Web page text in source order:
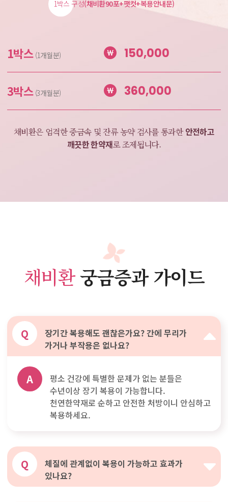
1박스 구성(채비환90포+팻컷+복용안내문)
1박스(1개월분) 150,000
3박스(3개월분) 360,000
채비환은 엄격한 중금속 및 잔류 농약 검사를통과한안전하고
깨끗한 한약재로 조제됩니다.
채비환궁금증과 가이드
Q
장기간 복용해도 괜찮은가요? 간에 무리가
가거나 부작용은 없나요?
A
평소 건강에 특별한 문제가 없는 분들은
수년이상 장기 복용이 가능합니다.
천연한약재로 순하고 안전한 처방이니 안심하고
복용하세요.
Q
체질에 관계없이 복용이 가능하고 효과가
있나요?